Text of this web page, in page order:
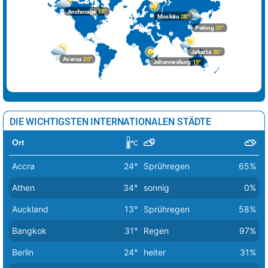
38° sonnig
39° sonnig
33° sonnig
19° Sprühregen
Tallinn 20° Regenschauer 35%
Tirana 34° sonnig 11%
Vaduz 28° Sprühregen 18%
Valletta 28° sonnig 0%
Vatikan Stadt 38° sonnig 1%
Vilnius 23° leichter Regen 85%
Warschau 23° leichter Regen 82%
Wien 30° heiter 18%
Zagreb 35° Sprühregen 7%
Jakarta30°
Moskau 28°
Avarua 20°
Peking37°
Johannesburg19°
Anchorage17°
DIE WICHTIGSTEN INTERNATIONALEN STÄDTE
Ort
Accra 24° Sprühregen 65%
Athen 34° sonnig 0%
Auckland 13° Sprühregen 58%
Bangkok 31° Regen 97%
Berlin 24° heiter 31%